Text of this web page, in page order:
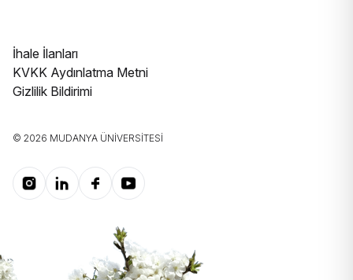
İhale İlanları
KVKK Aydınlatma Metni
Gizlilik Bildirimi
© 2026 MUDANYA ÜNIVERSITESI